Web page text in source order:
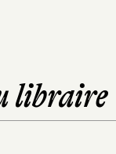
libraire